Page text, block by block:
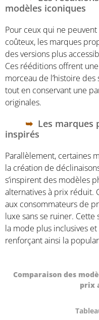
modèles iconiques
Pour ceux qui ne
coûteux, les marques
des versions plus
Ces rééditions offrent
morceau de l’histoire
tout en conservant une
originales.
Les marques
inspirés
Parallèlement, certaines
la création de
s’inspirent des modèles
alternatives à prix réduit.
aux consommateurs de
luxe sans se ruiner.
la mode plus inclusives
renforçant ainsi la
Comparaison des
prix